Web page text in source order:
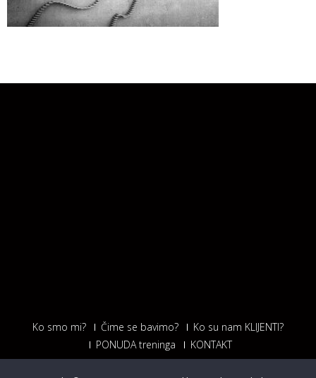
Ko smo mi? Čime se bavimo?
Ko su nam KLIJENTI?
PONUDA treninga
KONTAKT